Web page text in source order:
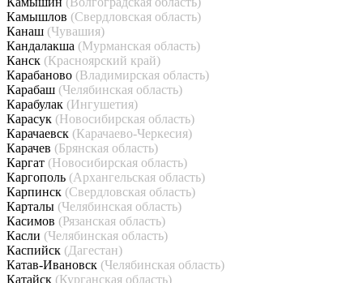
Камышлов (Свердловская область)
Канаш (Чувашия)
Кандалакша (Мурманская область)
Канск (Красноярский край)
Карабаново (Владимирская область)
Карабаш (Челябинская область)
Карабулак (Ингушетия)
Карасук (Новосибирская область)
Карачаевск (Карачаево-Черкесия)
Карачев (Брянская область)
Каргат (Новосибирская область)
Каргополь (Архангельская область)
Карпинск (Свердловская область)
Карталы (Челябинская область)
Касимов (Рязанская область)
Касли (Челябинская область)
Каспийск (Дагестан)
Катав-Ивановск (Челябинская область)
Катайск (Курганская область)